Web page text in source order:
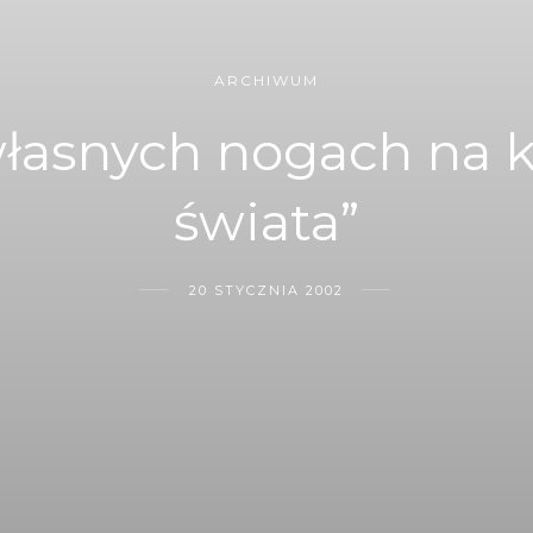
ARCHIWUM
nogach na
świata”
20 STYCZNIA 2002